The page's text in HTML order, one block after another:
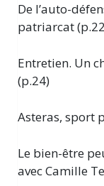
De l’auto-
patriarcat
Entretien. Un
(p.24)
Asteras, sport
Le bien-être
avec Camille